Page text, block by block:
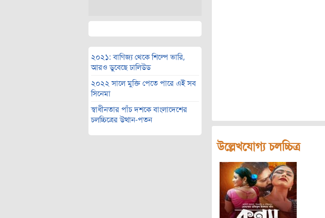
২০২১: বাণিজ্য থেকে শিল্পে ভারি,
আরও ডুবেছে ঢালিউড
২০২২ সালে মুক্তি পেতে পারে এই সব
সিনেমা
স্বাধীনতার পাঁচ দশকে বাংলাদেশের
চলচ্চিত্রের উত্থান-পতন
উল্লেখযোগ্য চলচ্চিত্র